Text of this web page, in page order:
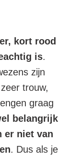
kort rood
is.
zijn
trouw,
graag
belangrijk
er niet van
. Dus als je